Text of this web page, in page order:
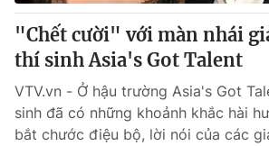
Góc doanh nghiệp
Truyền hình
Phim VTV
Hậu trường
Nhân vật
Giải trí
Điện ảnh
Âm nhạc
Đời sống
"Chết cười" với màn nhái
thí sinh Asia's Got Talent
VTV.vn - Ở hậu trường Asia's Got
sinh đã có những khoảnh khắc hài
bắt chước điệu bộ, lời nói của các